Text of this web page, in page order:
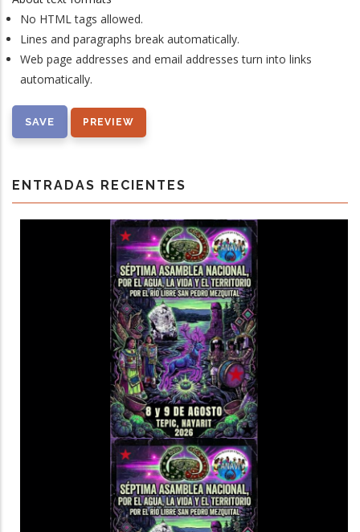
No HTML tags allowed.
Lines and paragraphs break automatically.
Web page addresses and email addresses turn into links
automatically.
ENTRADAS RECIENTES